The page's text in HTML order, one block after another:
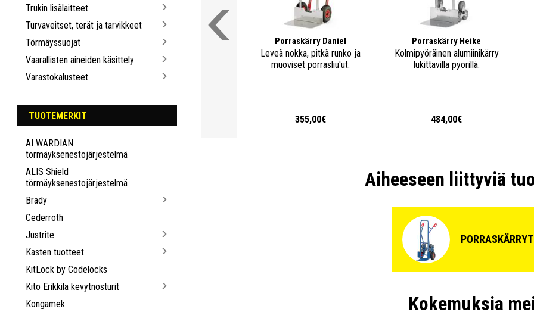
Trukin lisälaitteet
Turvaveitset, terät ja tarvikkeet
Törmäyssuojat
Vaarallisten aineiden käsittely
Varastokalusteet
TUOTEMERKIT
AI WARDIAN
törmäyksenestojärjestelmä
ALIS Shield
törmäyksenestojärjestelmä
Brady
Cederroth
Justrite
Kasten tuotteet
KitLock by Codelocks
Kito Erikkila kevytnosturit
Kongamek
Porraskärry Daniel
Leveä nokka, pitkä runko ja
muoviset porrasliu'ut.
355,00€
Porraskärry Heike
Kolmipyöräinen alumiinikärry
lukittavilla pyörillä.
484,00€
Aiheeseen liittyviä
PORRASKÄRRYT
Kokemuksia